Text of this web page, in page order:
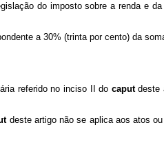
do imposto sobre a renda e
a 30% (trinta por cento) da
referido no inciso II do caputdeste
deste artigo não se aplica aos atos